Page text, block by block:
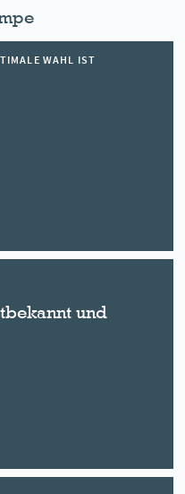
WAHL IST
und